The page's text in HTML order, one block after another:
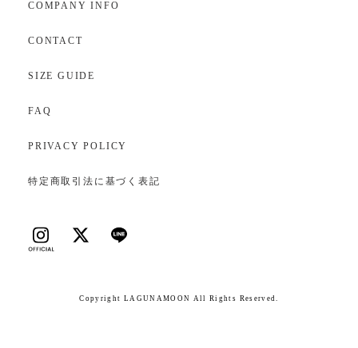
COMPANY INFO
CONTACT
SIZE GUIDE
FAQ
PRIVACY POLICY
特定商取引法に基づく表記
Copyright LAGUNAMOON All Rights Reserved.